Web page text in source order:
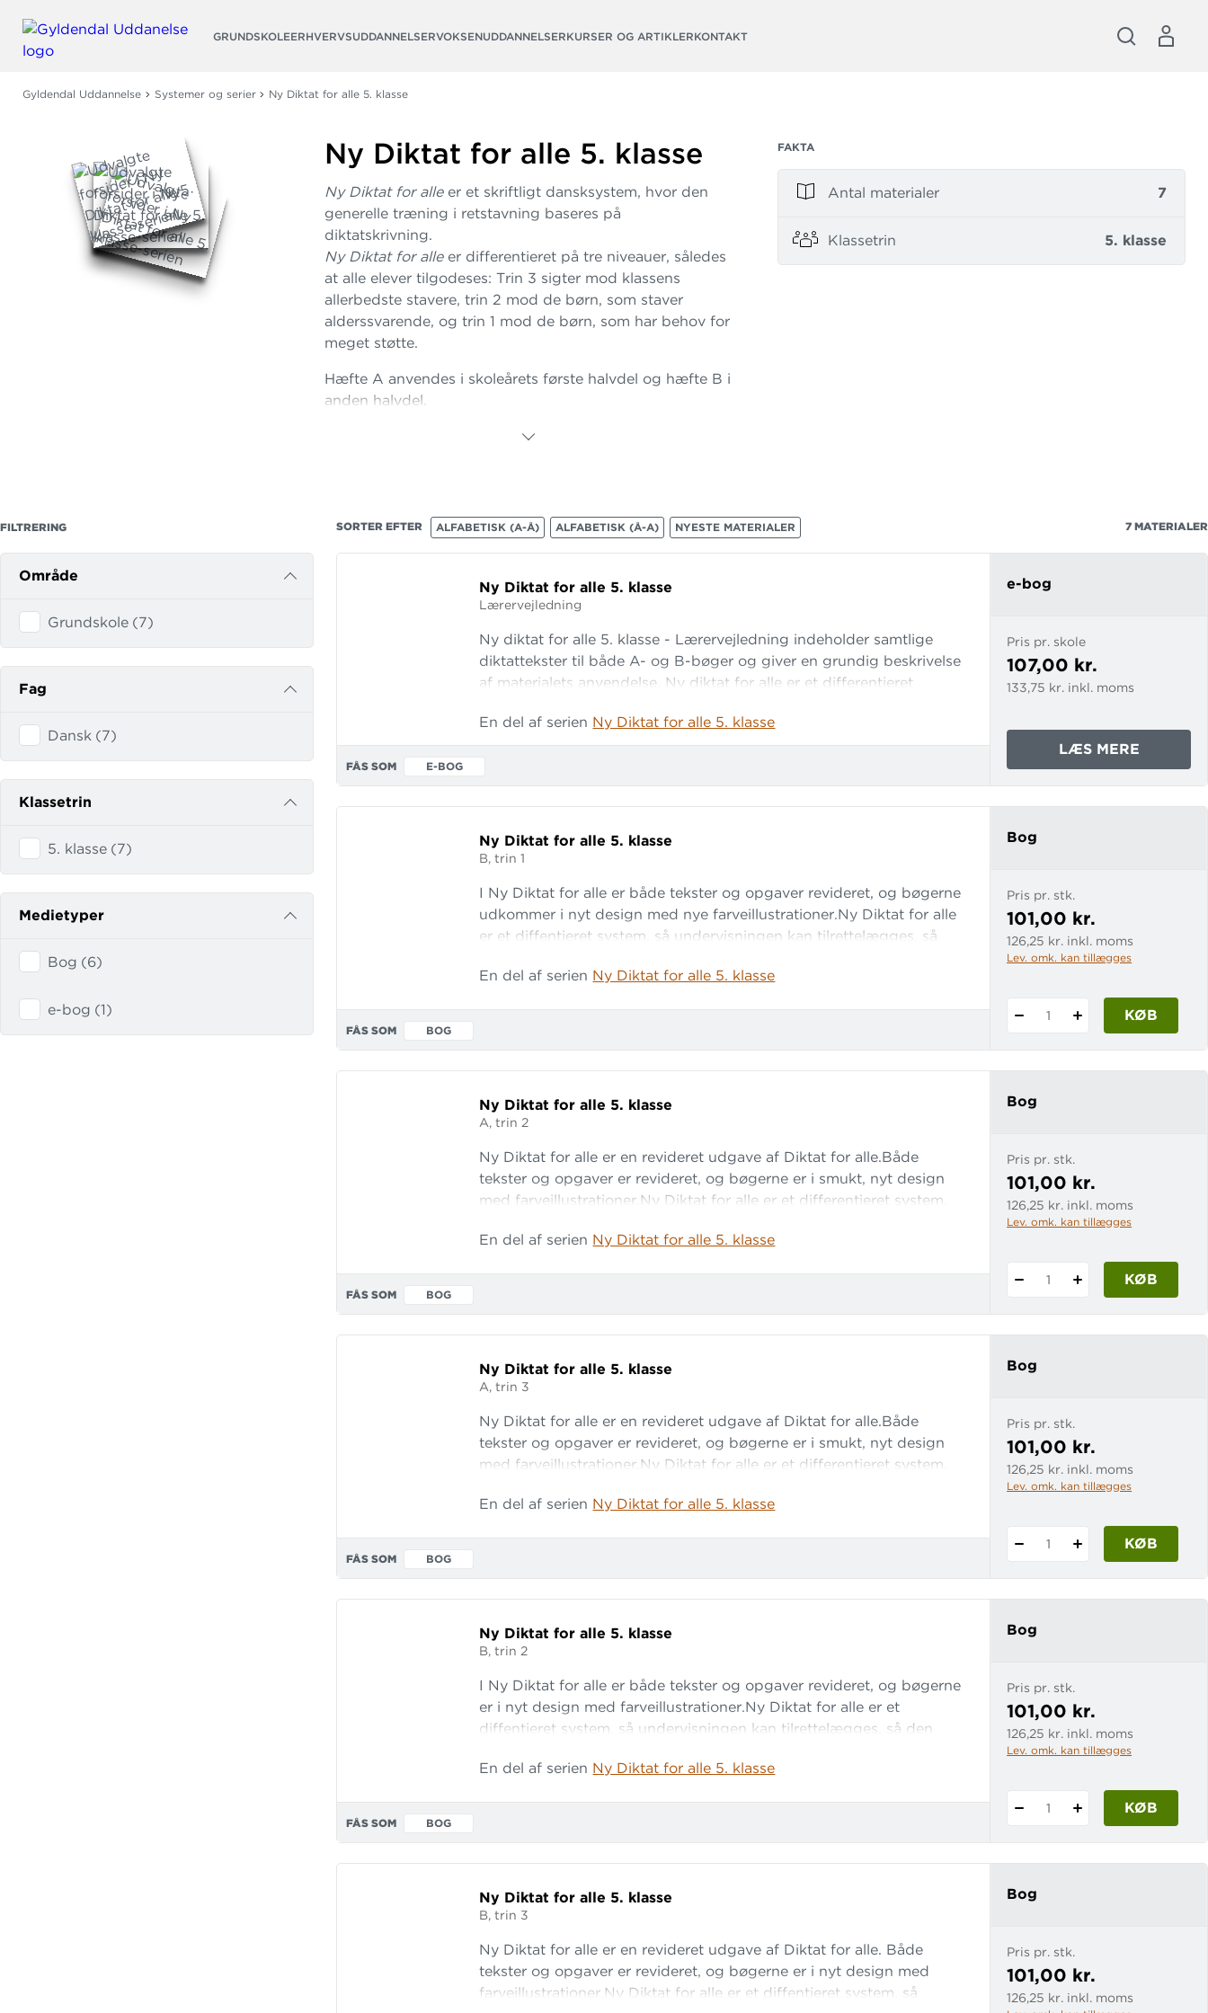
GRUNDSKOLEERHVERVSUDDANNELSERVOKSENUDDANNELSERKURSER OG ARTIKLERKONTAKT
Gyldendal Uddannelse Systemer og serier Ny Diktat for alle 5. klasse
Ny Diktat for alle 5. klasse
Ny Diktat for alleer et skriftligt dansksystem, hvor den
generelle træning i retstavning baseres på
diktatskrivning.
Ny Diktat for alleer differentieret på tre niveauer, således
at alle elever tilgodeses: Trin 3 sigter mod klassens
allerbedste stavere, trin 2 mod de børn, som staver
alderssvarende, og trin 1 mod de børn, som har behov for
meget støtte.
Hæfte A anvendes i skoleårets første halvdel og hæfte B i
anden halvdel.
Teksterne til diktatøvelserne i 5. klasse består af
FAKTA
Antal materialer 7
Klassetrin 5. klasse
FILTRERING
Område
Grundskole (7)
Fag
Dansk (7)
Klassetrin
5. klasse (7)
Medietyper
Bog (6)
e-bog (1)
SORTER EFTER ALFABETISK (A-Å) ALFABETISK (Å-A) NYESTE MATERIALER 7 MATERIALER
Ny Diktat for alle 5. klasse
Lærervejledning
Ny diktat for alle 5. klasse - Lærervejledning indeholder samtlige
diktattekster til både A- og B-bøger og giver en grundig beskrivelse
af materialets anvendelse. Ny diktat for alle er et differentieret
der kan tilpasses hver enkelt elevs standpunkt.
En del af serien Ny Diktat for alle 5. klasse
FÅS SOM E-BOG
e-bog
Pris pr. skole
107,00 kr.
133,75 kr. inkl. moms
LÆS MEREOM
NY
DIKTAT
Ny Diktat for alle 5. klasse
B, trin 1
I Ny Diktat for alle er både tekster og opgaver revideret, og bøgerne
udkommer i nyt design med nye farveillustrationer.Ny Diktat for alle
er et diffentieret system, så undervisningen kan tilrettelægges, så
En del af serien Ny Diktat for alle 5. klasse
FÅS SOM BOG
Bog
Pris pr. stk.
101,00 kr.
126,25 kr. inkl. moms
Lev. omk. kan tillægges
1 KØB
Ny Diktat for alle 5. klasse
A, trin 2
Ny Diktat for alle er en revideret udgave af Diktat for alle.Både
tekster og opgaver er revideret, og bøgerne er i smukt, nyt design
med farveillustrationer.Ny Diktat for alle er et differentieret system,
standpunkt. Hæfte A anvendes i første halvdel af skoleåret og hæfte
En del af serien Ny Diktat for alle 5. klasse
FÅS SOM BOG
Bog
Pris pr. stk.
101,00 kr.
126,25 kr. inkl. moms
Lev. omk. kan tillægges
1 KØB
Ny Diktat for alle 5. klasse
A, trin 3
Ny Diktat for alle er en revideret udgave af Diktat for alle.Både
tekster og opgaver er revideret, og bøgerne er i smukt, nyt design
med farveillustrationer.Ny Diktat for alle er et differentieret system,
standpunkt. Hæfte A anvendes i første halvdel af skoleåret og hæfte
En del af serien Ny Diktat for alle 5. klasse
FÅS SOM BOG
Bog
Pris pr. stk.
101,00 kr.
126,25 kr. inkl. moms
Lev. omk. kan tillægges
1 KØB
Ny Diktat for alle 5. klasse
B, trin 2
I Ny Diktat for alle er både tekster og opgaver revideret, og bøgerne
er i nyt design med farveillustrationer.Ny Diktat for alle er et
diffentieret system, så undervisningen kan tilrettelægges, så den
En del af serien Ny Diktat for alle 5. klasse
FÅS SOM BOG
Bog
Pris pr. stk.
101,00 kr.
126,25 kr. inkl. moms
Lev. omk. kan tillægges
1 KØB
Ny Diktat for alle 5. klasse
B, trin 3
Ny Diktat for alle er en revideret udgave af Diktat for alle. Både
tekster og opgaver er revideret, og bøgerne er i nyt design med
farveillustrationer.Ny Diktat for alle er et diffentieret system, så
Bog
Pris pr. stk.
101,00 kr.
126,25 kr. inkl. moms